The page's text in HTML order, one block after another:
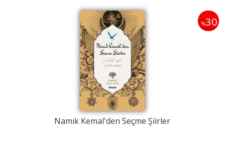
%30
Namık Kemal'den Seçme Şiirler